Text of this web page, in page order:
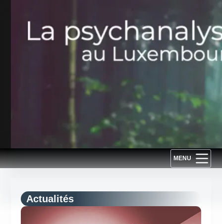
MENU
Actualités